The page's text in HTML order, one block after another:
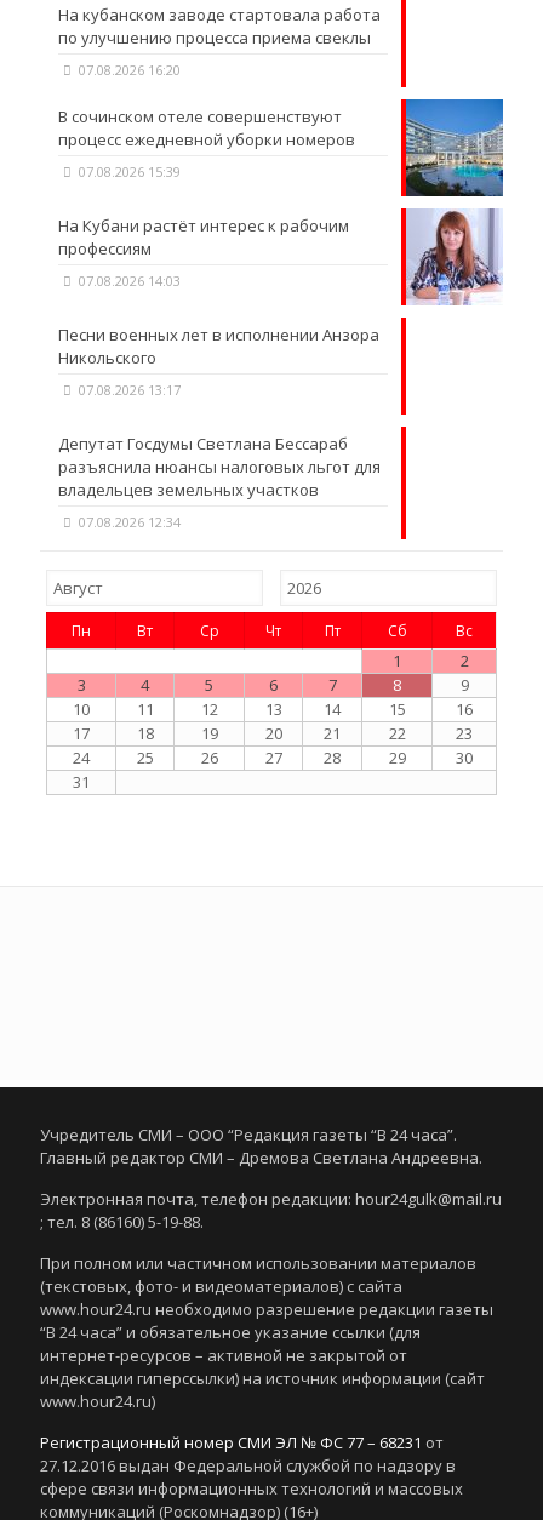
На кубанском заводе стартовала работа
по улучшению процесса приема свеклы
07.08.2026 16:20
В сочинском отеле совершенствуют
процесс ежедневной уборки номеров
07.08.2026 15:39
На Кубани растёт интерес к рабочим
профессиям
07.08.2026 14:03
Песни военных лет в исполнении Анзора
Никольского
07.08.2026 13:17
Депутат Госдумы Светлана Бессараб
разъяснила нюансы налоговых льгот для
владельцев земельных участков
07.08.2026 12:34
Пн Вт Ср Чт Пт Сб Вс
1
2
3
4 5 6 7 8
9
10
11 12 13 14 15
16
17
18 19 20 21 22
23
24
25 26 27 28 29
30
31
Учредитель СМИ – ООО “Редакция газеты “В 24 часа”.
Главный редактор СМИ – Дремова Светлана Андреевна.
Электронная почта, телефон редакции: hour24gulk@mail.ru
; тел. 8 (86160) 5-19-88.
При полном или частичном использовании материалов
(текстовых, фото- и видеоматериалов) с сайта
www.hour24.ru необходимо разрешение редакции газеты
“В 24 часа” и обязательное указание ссылки (для
интернет-ресурсов – активной не закрытой от
индексации гиперссылки) на источник информации (сайт
www.hour24.ru)
Регистрационный номер СМИ ЭЛ № ФС 77 – 68231 от
27.12.2016 выдан Федеральной службой по надзору в
сфере связи информационных технологий и массовых
коммуникаций (Роскомнадзор) (16+)